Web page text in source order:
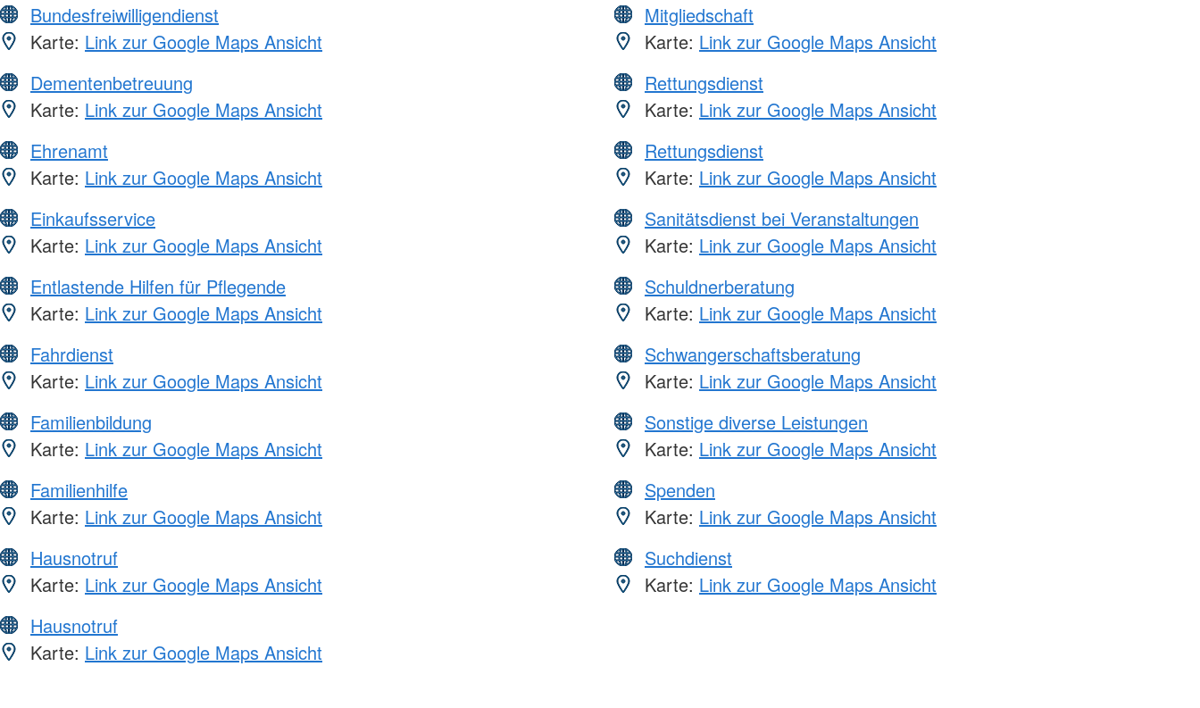
Bundesfreiwilligendienst
Karte: Link zur Google Maps Ansicht
Dementenbetreuung
Karte: Link zur Google Maps Ansicht
Ehrenamt
Karte: Link zur Google Maps Ansicht
Einkaufsservice
Karte: Link zur Google Maps Ansicht
Entlastende Hilfen für Pflegende
Karte: Link zur Google Maps Ansicht
Fahrdienst
Karte: Link zur Google Maps Ansicht
Familienbildung
Karte: Link zur Google Maps Ansicht
Familienhilfe
Karte: Link zur Google Maps Ansicht
Hausnotruf
Karte: Link zur Google Maps Ansicht
Hausnotruf
Karte: Link zur Google Maps Ansicht
Mitgliedschaft
Karte: Link zur Google Maps Ansicht
Rettungsdienst
Karte: Link zur Google Maps Ansicht
Rettungsdienst
Karte: Link zur Google Maps Ansicht
Sanitätsdienst bei Veranstaltungen
Karte: Link zur Google Maps Ansicht
Schuldnerberatung
Karte: Link zur Google Maps Ansicht
Schwangerschaftsberatung
Karte: Link zur Google Maps Ansicht
Sonstige diverse Leistungen
Karte: Link zur Google Maps Ansicht
Spenden
Karte: Link zur Google Maps Ansicht
Suchdienst
Karte: Link zur Google Maps Ansicht